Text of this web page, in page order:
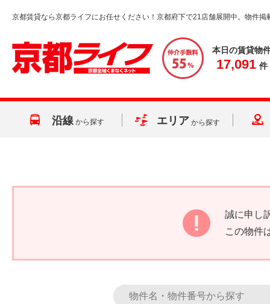
京都賃貸なら京都ライフにお任せください！京都府下で21店舗展開中。物件掲
本日の賃貸物
17,091 件
沿線 から探す エリア から探す
誠に申し
この物件